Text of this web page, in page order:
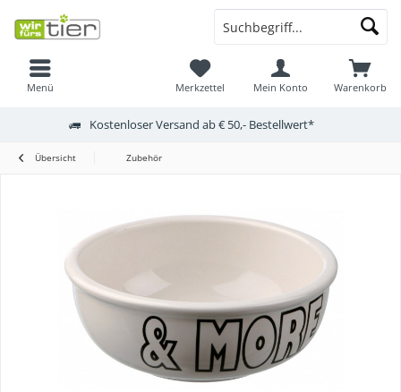
Menü Warenkorb
Merkzettel Mein Konto
Kostenloser Versand ab € 50,- Bestellwert*
Übersicht Zubehör